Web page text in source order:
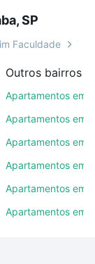
e você
e
Você
de
para
salão de
SP
Faculdade
Outros bairros
Apartamentos em
Apartamentos em
Apartamentos em
Apartamentos em
Apartamentos em
Apartamentos em